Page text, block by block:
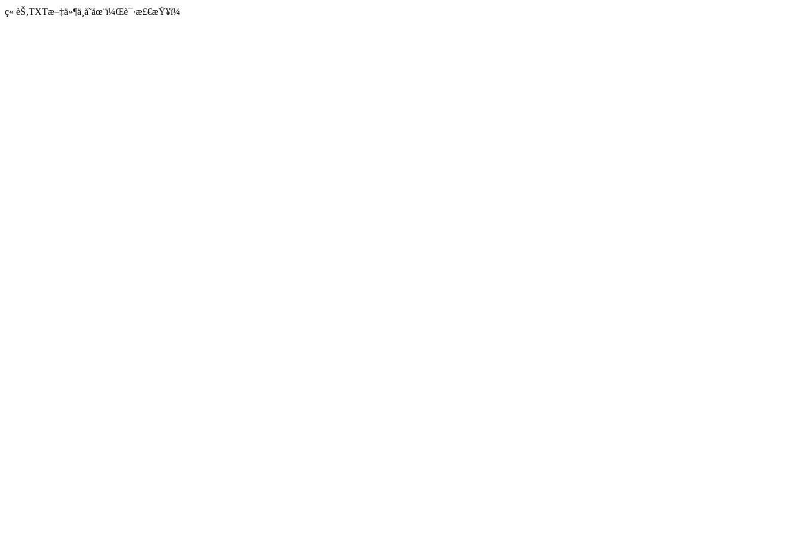
ç« èŠ‚TXTæ–‡ä»¶ä¸å­˜åœ¨ï¼Œè¯·æ£€æŸ¥ï¼